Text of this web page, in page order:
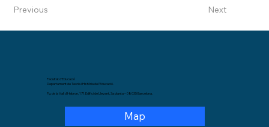
Previous Next
Facultat d'Educació
Departament de Teoria i Història de l'Educació.
Pg. de la Vall d'Hebron, 171,Edifici de Llevant, 3a planta – 08035 Barcelona.
Map